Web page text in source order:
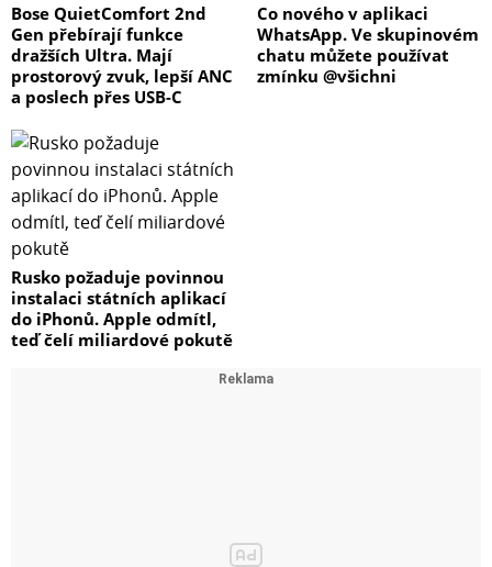
Bose QuietComfort 2nd
Gen přebírají funkce
dražších Ultra. Mají
prostorový zvuk, lepší ANC
a poslech přes USB-C
Co nového v aplikaci
WhatsApp. Ve skupinovém
chatu můžete používat
zmínku @všichni
Rusko požaduje povinnou
instalaci státních aplikací
do iPhonů. Apple odmítl,
teď čelí miliardové pokutě